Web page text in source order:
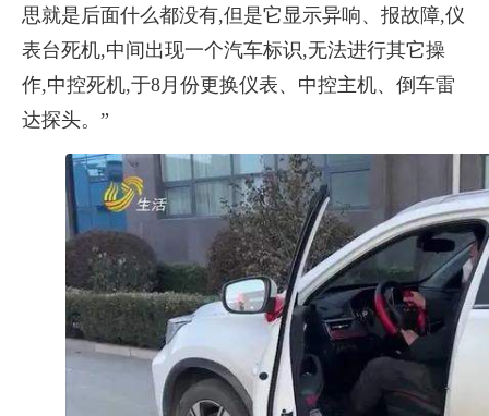
思就是后面什么都没有,但是它显示异响、报故障,仪
表台死机,中间出现一个汽车标识,无法进行其它操
作,中控死机,于8月份更换仪表、中控主机、倒车雷
达探头。”